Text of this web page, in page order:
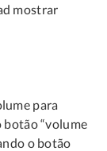
mostrar
para
botão “volume
o botão